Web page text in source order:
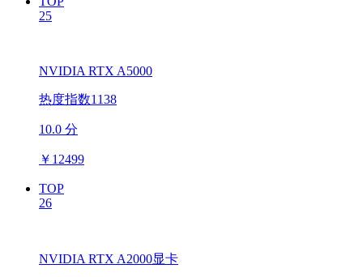
25
NVIDIA RTX A5000
热度指数1138
10.0 分
￥ 12499
TOP
26
NVIDIA RTX A2000显卡